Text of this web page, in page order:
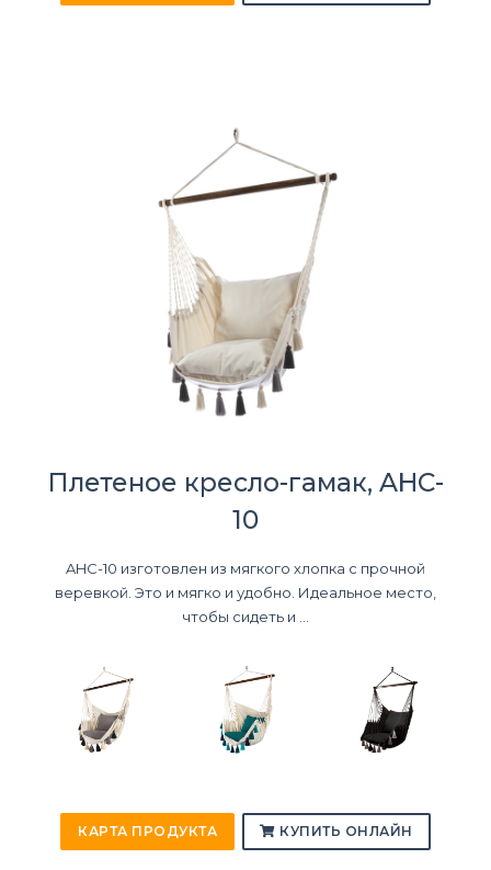
Плетеное кресло-гамак, AHC-
10
AHC-10 изготовлен из мягкого хлопка с прочной
веревкой. Это и мягко и удобно. Идеальное место,
чтобы сидеть и ...
КАРТА ПРОДУКТА КУПИТЬ ОНЛАЙН